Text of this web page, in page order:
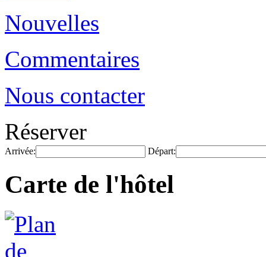
Nouvelles
Commentaires
Nous contacter
Réserver
Arrivée: Départ:
Carte de l'hôtel